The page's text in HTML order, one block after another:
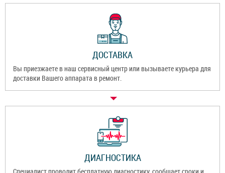
ДОСТАВКА
Вы приезжаете в наш сервисный центр или вызываете курьера для
доставки Вашего аппарата в ремонт.
ДИАГНОСТИКА